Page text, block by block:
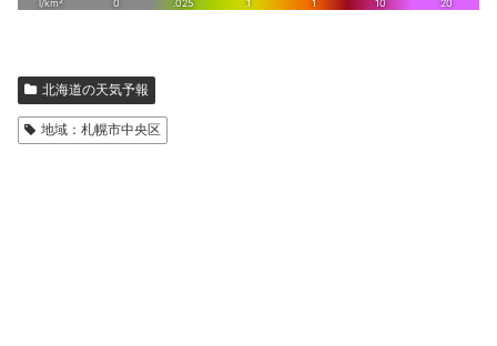
北海道の天気予報
地域：札幌市中央区